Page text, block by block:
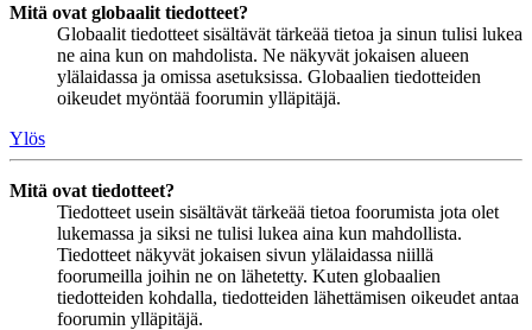
Mitä ovat globaalit tiedotteet?
Globaalit tiedotteet sisältävät tärkeää tietoa ja sinun tulisi lukea
ne aina kun on mahdolista. Ne näkyvät jokaisen alueen
ylälaidassa ja omissa asetuksissa. Globaalien tiedotteiden
oikeudet myöntää foorumin ylläpitäjä.
Ylös
Mitä ovat tiedotteet?
Tiedotteet usein sisältävät tärkeää tietoa foorumista jota olet
lukemassa ja siksi ne tulisi lukea aina kun mahdollista.
Tiedotteet näkyvät jokaisen sivun ylälaidassa niillä
foorumeilla joihin ne on lähetetty. Kuten globaalien
tiedotteiden kohdalla, tiedotteiden lähettämisen oikeudet antaa
foorumin ylläpitäjä.